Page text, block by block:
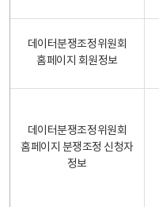
데이터분쟁조정위원회
홈페이지 회원정보
데이터분쟁조정위원회
홈페이지 분쟁조정 신청자
정보